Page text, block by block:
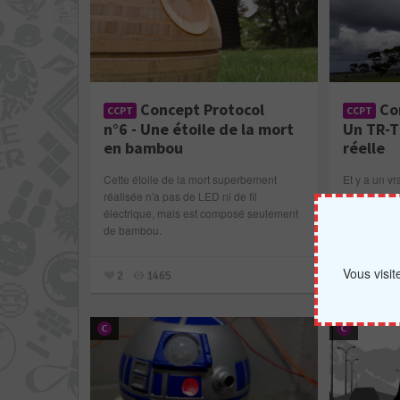
CCPT
Concept Protocol
n°6 - Une étoile de la mort
en bambou
Cette étoile de la mort superbement
réalisée n'a pas de LED ni de fil
électrique, mais est composé seulement
de bambou.
2 1465
CCPT
Un TR-
réelle
Et y a un
sonores
Vous